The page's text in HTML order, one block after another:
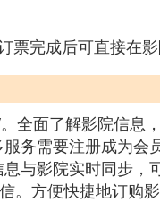
完成后可直接在
全面了解影院信息
务需要注册成为会员
影院实时同步，
方便快捷地订购